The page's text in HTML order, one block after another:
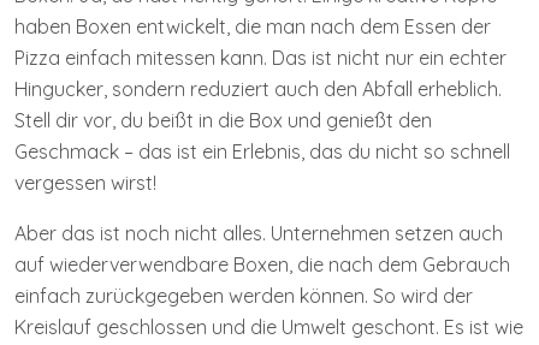
haben Boxen entwickelt, die man nach dem Essen der
Pizza einfach mitessen kann. Das ist nicht nur ein echter
Hingucker, sondern reduziert auch den Abfall erheblich.
Stell dir vor, du beißt in die Box und genießt den
Geschmack – das ist ein Erlebnis, das du nicht so schnell
vergessen wirst!
Aber das ist noch nicht alles. Unternehmen setzen auch
auf wiederverwendbare Boxen, die nach dem Gebrauch
einfach zurückgegeben werden können. So wird der
Kreislauf geschlossen und die Umwelt geschont. Es ist wie